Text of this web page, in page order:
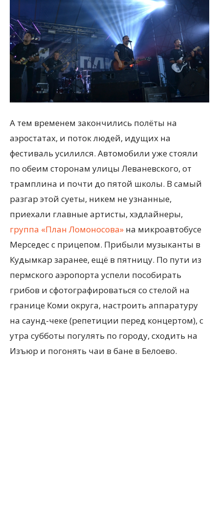
А тем временем закончились полёты на
аэростатах, и поток людей, идущих на
фестиваль усилился. Автомобили уже стояли
по обеим сторонам улицы Леваневского, от
трамплина и почти до пятой школы. В самый
разгар этой суеты, никем не узнанные,
приехали главные артисты, хэдлайнеры,
группа «План Ломоносова» на микроавтобусе
Мерседес с прицепом. Прибыли музыканты в
Кудымкар заранее, ещё в пятницу. По пути из
пермского аэропорта успели пособирать
грибов и сфотографироваться со стелой на
границе Коми округа, настроить аппаратуру
на саунд-чеке (репетиции перед концертом), с
утра субботы погулять по городу, сходить на
Изъюр и погонять чаи в бане в Белоево.